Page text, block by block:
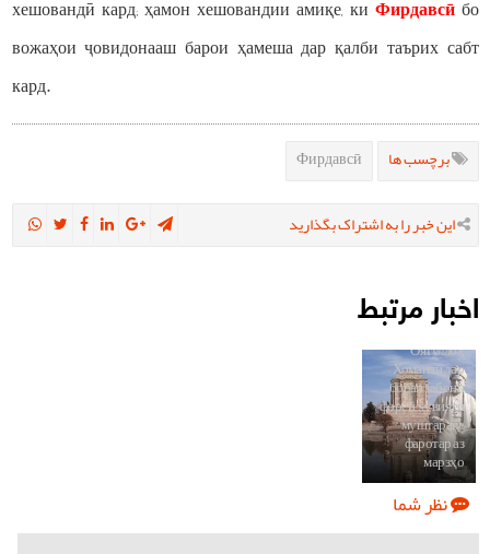
хешовандӣ кард; ҳамон хешовандии амиқе, ки Фирдавсӣбо
вожаҳои ҷовидонааш барои ҳамеша дар қалби таърих сабт
кард.
برچسب ها Фирдавсӣ
این خبر را به اشتراک بگذارید
اخبار مرتبط
Паёми Ҳазрати
Оятуллоҳ
Хоманаӣ дар
бораи забони
форсӣ; ҳувияти
муштараке
фаротар аз
марзҳо
نظر شما